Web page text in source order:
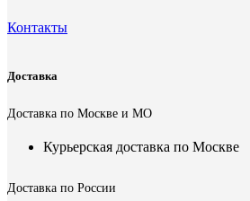
Контакты
Доставка
Доставка по Москве и МО
Курьерская доставка по Москве
Доставка по России